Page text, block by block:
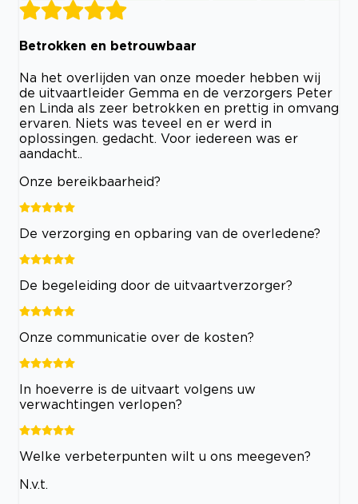
Betrokken en betrouwbaar
Na het overlijden van onze moeder hebben wij
de uitvaartleider Gemma en de verzorgers Peter
en Linda als zeer betrokken en prettig in omvang
ervaren. Niets was teveel en er werd in
oplossingen. gedacht. Voor iedereen was er
aandacht..
Onze bereikbaarheid?
De verzorging en opbaring van de overledene?
De begeleiding door de uitvaartverzorger?
Onze communicatie over de kosten?
In hoeverre is de uitvaart volgens uw
verwachtingen verlopen?
Welke verbeterpunten wilt u ons meegeven?
N.v.t.